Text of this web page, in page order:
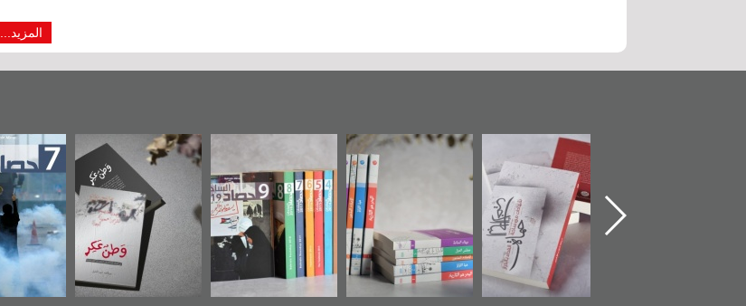
المزيد...
السهلاوي في ذكراه
"حماة الباب الأخير":
الإصدار الأول عن
اعتصام الدراز
وأحداث ساحة
الفداء لمركز أوال
للدراسات والتوثيق
تصنيف موضوعي
للوثائق البريطانية
يقدمه «مركز أوال»
في سلسلة من 5
كتب
تصدر حصاد
الساحات 2019
«وطن عكر» رواية
جديدة لمعتقل
عسكري تصدر عن
«مرآة البحرين»
حصاد 2017